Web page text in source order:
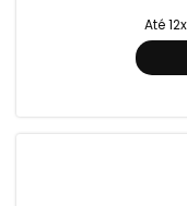
Até